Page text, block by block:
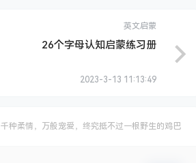
英文启蒙
26个字母认知启蒙练习册
2023-3-13 11:13:49
千种柔情，万般宠爱，终究抵不过一根野生的鸡巴